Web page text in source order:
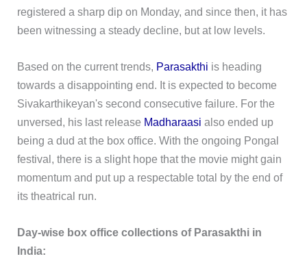
registered a sharp dip on Monday, and since then, it has
been witnessing a steady decline, but at low levels.
Based on the current trends, Parasakthi is heading
towards a disappointing end. It is expected to become
Sivakarthikeyan's second consecutive failure. For the
unversed, his last release Madharaasialso ended up
being a dud at the box office. With the ongoing Pongal
festival, there is a slight hope that the movie might gain
momentum and put up a respectable total by the end of
its theatrical run.
Day-wise box office collections of Parasakthi in
India: